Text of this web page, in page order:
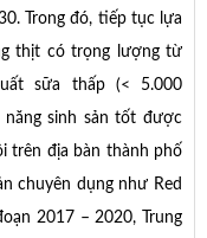
Trong đó, tiếp tục lựa
thịt có trọng lượng từ
sữa thấp (< 5.000
năng sinh sản tốt được
trên địa bàn thành phố
chuyên dụng như Red
2017 – 2020, Trung